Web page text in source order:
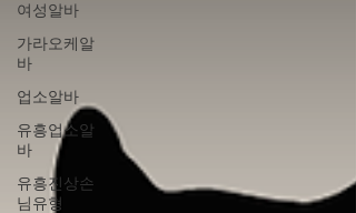
여성알바
가라오케알
바
업소알바
유흥업소알
바
유흥진상손
님유형